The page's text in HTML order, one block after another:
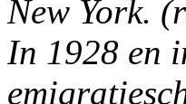
New York.
In 1928 en